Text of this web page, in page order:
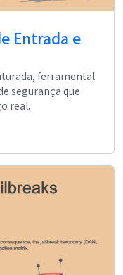
Entrada e
ferramental
segurança que
real.